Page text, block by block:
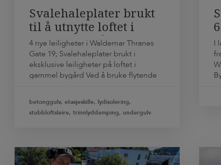
Svalehaleplater brukt
til å utnytte loftet i
gammel bygård
4 nye leiligheter i Waldemar Thranes
Gate 19; Svalehaleplater brukt i
eksklusive leiligheter på loftet i
gammel bygård Ved å bruke flytende
trinnlydsdempende gummistrimler på
det forsterkede bjelkelaget, har
Sequoia eiendomsutvikling bygget ut
dermed kunnet utnytte loftet i den
gamle […]
betonggulv, etasjeskille, lydisolering,
stubbloftsleire, trinnlyddemping, undergulv
I